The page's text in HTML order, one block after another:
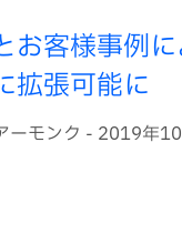
お客様事例
拡張可能に
モンク - 2019年